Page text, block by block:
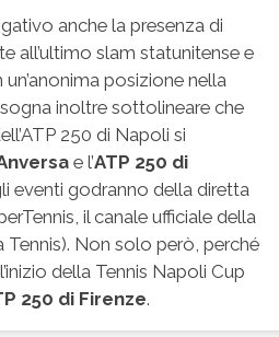
anche la presenza di
all’ultimo slam statunitense e
posizione nella
inoltre sottolineare che
250 di Napoli si
e l’ATP 250 di
eventi godranno della diretta
il canale ufficiale della
Tennis). Non solo però, perché
della Tennis Napoli Cup
250 di Firenze.